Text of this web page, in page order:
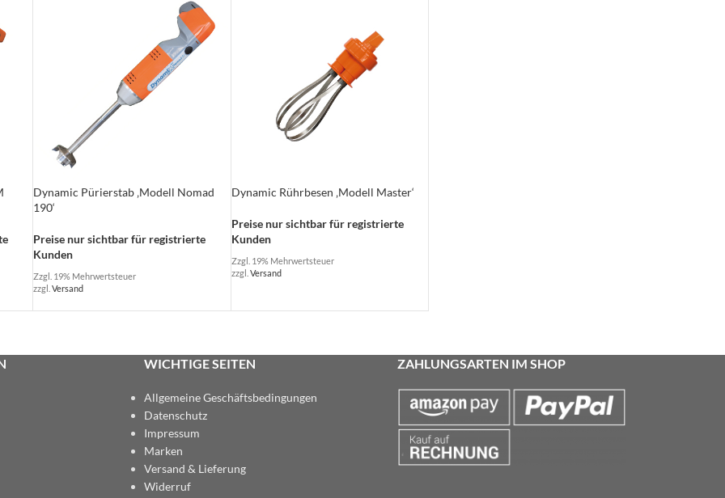
Dynamic Pürierstab ‚Modell Nomad
190‘
Preise nur sichtbar für registrierte
Kunden
Zzgl. 19% Mehrwertsteuer
zzgl.Versand
Dynamic Rührbesen ‚Modell Master‘
Preise nur sichtbar für registrierte
Kunden
Zzgl. 19% Mehrwertsteuer
zzgl. Versand
WICHTIGE SEITEN
Allgemeine Geschäftsbedingungen
Datenschutz
Impressum
Marken
Versand & Lieferung
Widerruf
ZAHLUNGSARTEN IM SHOP